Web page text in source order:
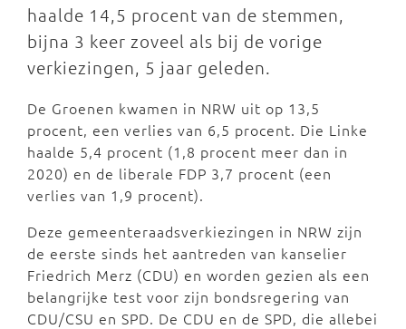
haalde 14,5 procent van de stemmen,
bijna 3 keer zoveel als bij de vorige
verkiezingen, 5 jaar geleden.
De Groenen kwamen in NRW uit op 13,5
procent, een verlies van 6,5 procent. Die Linke
haalde 5,4 procent (1,8 procent meer dan in
2020) en de liberale FDP 3,7 procent (een
verlies van 1,9 procent).
Deze gemeenteraadsverkiezingen in NRW zijn
de eerste sinds het aantreden van kanselier
Friedrich Merz (CDU) en worden gezien als een
belangrijke test voor zijn bondsregering van
CDU/CSU en SPD. De CDU en de SPD, die allebei